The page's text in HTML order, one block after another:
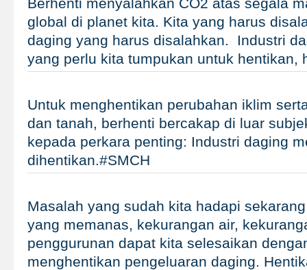
global di planet kita. Kita yang harus
daging yang harus disalahkan. Industri
yang perlu kita tumpukan untuk hentikan,
Untuk menghentikan perubahan iklim
dan tanah, berhenti bercakap di luar
kepada perkara penting: Industri daging
dihentikan.#SMCH
Masalah yang sudah kita hadapi
yang memanas, kekurangan air,
penggurunan dapat kita selesaikan
menghentikan pengeluaran daging.